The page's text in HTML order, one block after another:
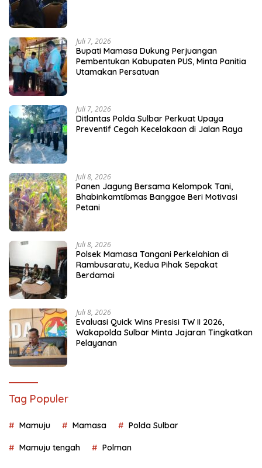
Juli 7, 2026
Bupati Mamasa Dukung Perjuangan
Pembentukan Kabupaten PUS, Minta Panitia
Utamakan Persatuan
Juli 7, 2026
Ditlantas Polda Sulbar Perkuat Upaya
Preventif Cegah Kecelakaan di Jalan Raya
Juli 8, 2026
Panen Jagung Bersama Kelompok Tani,
Bhabinkamtibmas Banggae Beri Motivasi
Petani
Juli 8, 2026
Polsek Mamasa Tangani Perkelahian di
Rambusaratu, Kedua Pihak Sepakat
Berdamai
Juli 8, 2026
Evaluasi Quick Wins Presisi TW II 2026,
Wakapolda Sulbar Minta Jajaran Tingkatkan
Pelayanan
Tag Populer
Mamuju Mamasa Polda Sulbar
Mamuju tengah Polman